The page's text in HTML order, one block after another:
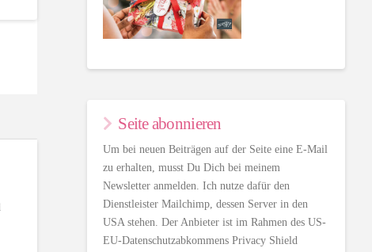
Seite abonnieren
Um bei neuen Beiträgen auf der Seite eine E-Mail
zu erhalten, musst Du Dich bei meinem
Newsletter anmelden. Ich nutze dafür den
Dienstleister Mailchimp, dessen Server in den
USA stehen. Der Anbieter ist im Rahmen des US-
EU-Datenschutzabkommens Privacy Shield